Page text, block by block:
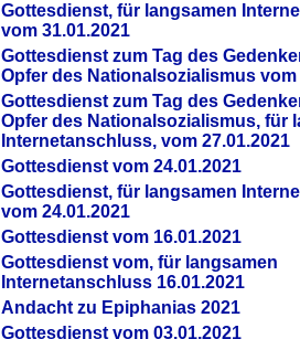
Gottesdienst, für langsamen
vom 31.01.2021
Gottesdienst zum Tag des
Opfer des Nationalsozialismus vom
Gottesdienst zum Tag des
Opfer des Nationalsozialismus, für
Internetanschluss, vom 27.01.2021
Gottesdienst vom 24.01.2021
Gottesdienst, für langsamen
vom 24.01.2021
Gottesdienst vom 16.01.2021
Gottesdienst vom, für langsamen
Internetanschluss 16.01.2021
Andacht zu Epiphanias 2021
Gottesdienst vom 03.01.2021